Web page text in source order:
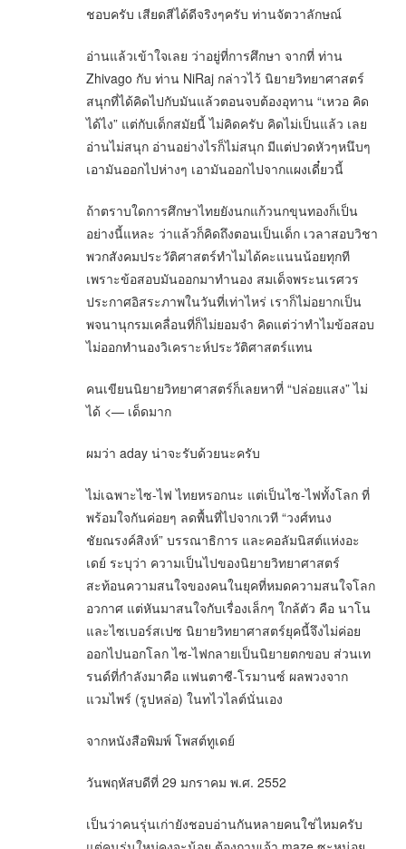
ชอบครับ เสียดสีได้ดีจริงๆครับ ท่านจัตวาลักษณ์
อ่านแล้วเข้าใจเลย ว่าอยู่ที่การศึกษา จากที่ ท่าน
Zhivago กับ ท่าน NiRaj กล่าวไว้ นิยายวิทยาศาสตร์
สนุกที่ได้คิดไปกับมันแล้วตอนจบต้องอุทาน “เหวอ คิด
ได้ไง” แต่กับเด็กสมัยนี้ ไม่คิดครับ คิดไม่เป็นแล้ว เลย
อ่านไม่สนุก อ่านอย่างไรก็ไม่สนุก มีแต่ปวดหัวๆหนึบๆ
เอามันออกไปห่างๆ เอามันออกไปจากแผงเดี๋ยวนี้
ถ้าตราบใดการศึกษาไทยยังนกแก้วนกขุนทองก็เป็น
อย่างนี้แหละ ว่าแล้วก็คิดถึงตอนเป็นเด็ก เวลาสอบวิชา
พวกสังคมประวัติศาสตร์ทำไมได้คะแนนน้อยทุกที
เพราะข้อสอบมันออกมาทำนอง สมเด็จพระนเรศวร
ประกาศอิสระภาพในวันที่เท่าไหร่ เราก็ไม่อยากเป็น
พจนานุกรมเคลื่อนที่ก็ไม่ยอมจำ คิดแต่ว่าทำไมข้อสอบ
ไม่ออกทำนองวิเคราะห์ประวัติศาสตร์แทน
คนเขียนนิยายวิทยาศาสตร์ก็เลยหาที่ “ปล่อยแสง” ไม่
ได้ <— เด็ดมาก
ผมว่า aday น่าจะรับด้วยนะครับ
ไม่เฉพาะไซ-ไฟ ไทยหรอกนะ แต่เป็นไซ-ไฟทั้งโลก ที่
พร้อมใจกันค่อยๆ ลดพื้นที่ไปจากเวที “วงศ์ทนง
ชัยณรงค์สิงห์” บรรณาธิการ และคอลัมนิสต์แห่งอะ
เดย์ ระบุว่า ความเป็นไปของนิยายวิทยาศาสตร์
สะท้อนความสนใจของคนในยุคที่หมดความสนใจโลก
อวกาศ แต่หันมาสนใจกับเรื่องเล็กๆ ใกล้ตัว คือ นาโน
และไซเบอร์สเปซ นิยายวิทยาศาสตร์ยุคนี้จึงไม่ค่อย
ออกไปนอกโลก ไซ-ไฟกลายเป็นนิยายตกขอบ ส่วนเท
รนด์ที่กำลังมาคือ แฟนตาซี-โรมานซ์ ผลพวงจาก
แวมไพร์ (รูปหล่อ) ในทไวไลต์นั่นเอง
จากหนังสือพิมพ์ โพสต์ทูเดย์
วันพฤหัสบดีที่ 29 มกราคม พ.ศ. 2552
เป็นว่าคนรุ่นเก่ายังชอบอ่านกันหลายคนใช่ไหมครับ